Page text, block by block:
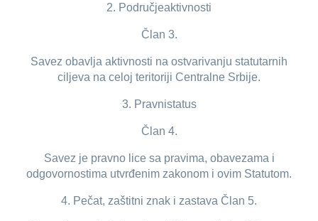
2. Područjeaktivnosti
Član 3.
Savez obavlja aktivnosti na ostvarivanju statutarnih
ciljeva na celoj teritoriji Centralne Srbije.
3. Pravnistatus
Član 4.
Savez je pravno lice sa pravima, obavezama i
odgovornostima utvrđenim zakonom i ovim Statutom.
4. Pečat, zaštitni znak i zastava Član 5.